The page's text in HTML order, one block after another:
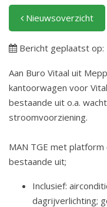
Nieuwsoverzicht
Bericht geplaatst
Aan Buro Vitaal uit
kantoorwagen voor
bestaande uit o.a.
stroomvoorziening.
MAN TGE met platform
bestaande uit;
Inclusief:
dagrijverlichting;